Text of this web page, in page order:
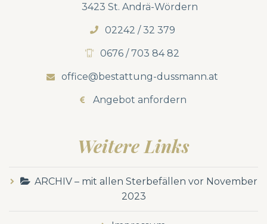
3423 St. Andrä-Wördern
02242 / 32 379
0676 / 703 84 82
office@bestattung-dussmann.at
Angebot anfordern
Weitere Links
ARCHIV – mit allen Sterbefällen vor November
2023